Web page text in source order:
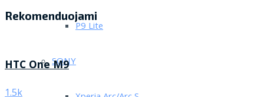
P9 Lite
SONY
Rekomenduojami
HTC One M9
1.5k